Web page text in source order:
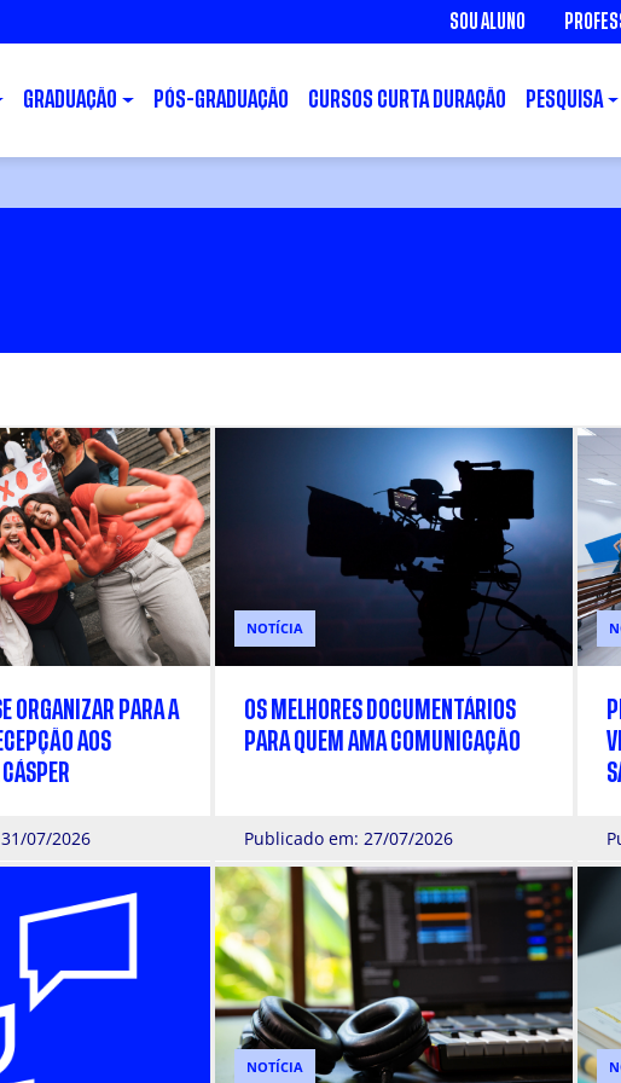
SOU ALUNO
GRADUAÇÃO PÓS-GRADUAÇÃO CURSOS CURTA DURAÇÃO PESQUISA
ORGANIZAR PARA A
AOS
07/2026
NOTÍCIA
OS MELHORES DOCUMENTÁRIOS
PARA QUEM AMA COMUNICAÇÃO
Publicado em: 27/07/2026
NOTÍCIA